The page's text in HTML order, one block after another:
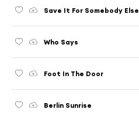
Save It For Somebody Else
Who Says
Foot In The Door
Berlin Sunrise